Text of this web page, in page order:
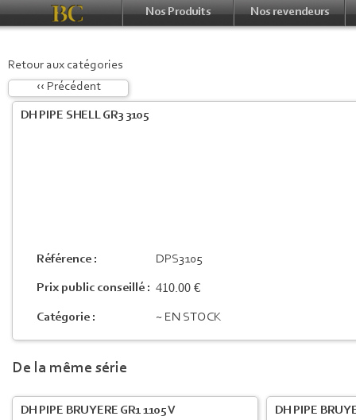
Nos Produits Nos revendeurs
Retour aux catégories
‹‹ Précédent
DH PIPE SHELL GR3 3105
Référence : DPS3105
Prix public conseillé : 410.00 €
Catégorie : ~ EN STOCK
De la même série
DH PIPE BRUYERE GR1 1105 V DH PIPE